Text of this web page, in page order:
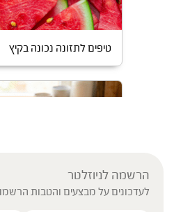
טיפים לתזונה נכונה בקיץ
הרשמה לניוזלטר
לעדכונים על מבצעים והטבות